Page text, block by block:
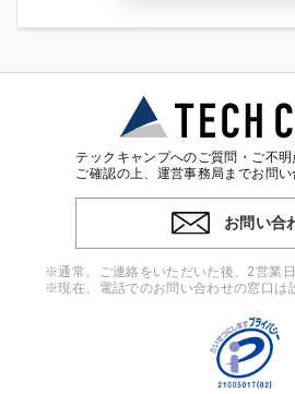
・個人(法人の場合は担当者)を識別でき
計情報の作成および利用
※上記の利用目的に基づいた本人への
4. 個人情報の第三者提供
ンをとるために、氏名等の一部の情報
チャットツールで発信することにより
者等に提供することがあります。
当社は事業運営上、前項利用目的の範
テックキャンプへのご質問・ご不明
ご確認の上、運営事務局までお問い
お問い合
※通常、ご連絡をいただいた後、2営業
※現在、電話でのお問い合わせの窓口は